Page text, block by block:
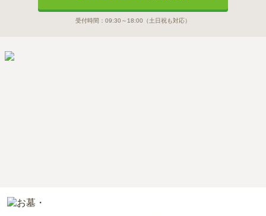
受付時間： 09:30～18:00 （土日祝も対応）